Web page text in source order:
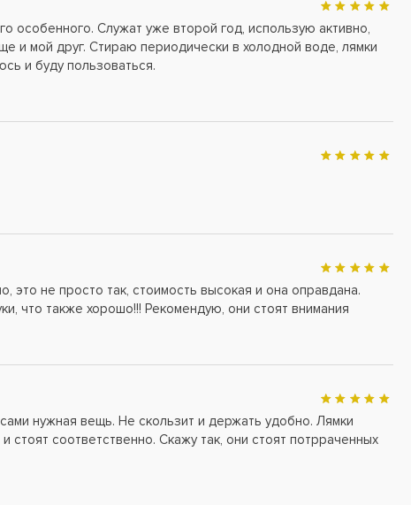
особенного. Служат уже второй год, использую активно,
и мой друг. Стираю периодически в холодной воде, лямки
и буду пользоваться.
это не просто так, стоимость высокая и она оправдана.
что также хорошо!!! Рекомендую, они стоят внимания
нужная вещь. Не скользит и держать удобно. Лямки
стоят соответственно. Скажу так, они стоят потрраченных